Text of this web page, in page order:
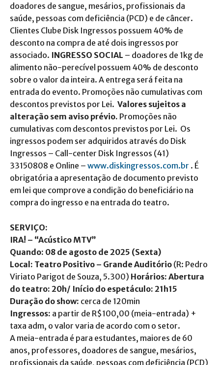
doadores de sangue, mesários, profissionais da
saúde, pessoas com deficiência (PCD) e de câncer.
Clientes Clube Disk Ingressos possuem 40% de
desconto na compra de até dois ingressos por
associado. INGRESSO SOCIAL – doadores de 1kg de
alimento não-perecível possuem 40% de desconto
sobre o valor da inteira. A entrega será feita na
entrada do evento. Promoções não cumulativas com
descontos previstos por Lei. Valores sujeitos a
alteração sem aviso prévio. Promoções não
cumulativas com descontos previstos por Lei. Os
ingressos podem ser adquiridos através do Disk
Ingressos – Call-center Disk Ingressos (41)
33150808 e Online – www.diskingressos.com.br . É
obrigatória a apresentação de documento previsto
em lei que comprove a condição do beneficiário na
compra do ingresso e na entrada do teatro.
SERVIÇO:
IRA! – “Acústico MTV”
Quando: 08 de agosto de 2025 (Sexta)
Local: Teatro Positivo – Grande Auditório (R: Pedro
Viriato Parigot de Souza, 5.300) Horários: Abertura
do teatro: 20h/ Início do espetáculo: 21h15
Duração do show: cerca de 120min
Ingressos: a partir de R$100,00 (meia-entrada) +
taxa adm, o valor varia de acordo com o setor.
A meia-entrada é para estudantes, maiores de 60
anos, professores, doadores de sangue, mesários,
profissionais da saúde, pessoas com deficiência (PCD)